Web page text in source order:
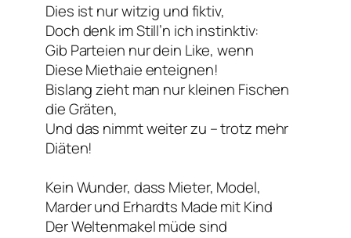
Dies ist nur witzig und fiktiv,
Doch denk im Still’n ich instinktiv:
Gib Parteien nur dein Like, wenn
Diese Miethaie enteignen!
Bislang zieht man nur kleinen Fischen
die Gräten,
Und das nimmt weiter zu – trotz mehr
Diäten!
Kein Wunder, dass Mieter, Model,
Marder und Erhardts Made mit Kind
Der Weltenmakel müde sind